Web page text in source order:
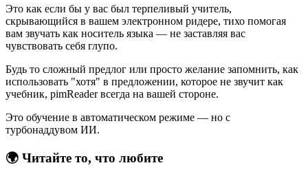
Это как если бы у вас был терпеливый учитель,
скрывающийся в вашем электронном ридере, тихо помогая
вам звучать как носитель языка — не заставляя вас
чувствовать себя глупо.
Будь то сложный предлог или просто желание запомнить, как
использовать "хотя" в предложении, которое не звучит как
учебник, pimReader всегда на вашей стороне.
Это обучение в автоматическом режиме — но с
турбонаддувом ИИ.
🌍 Читайте то, что любите